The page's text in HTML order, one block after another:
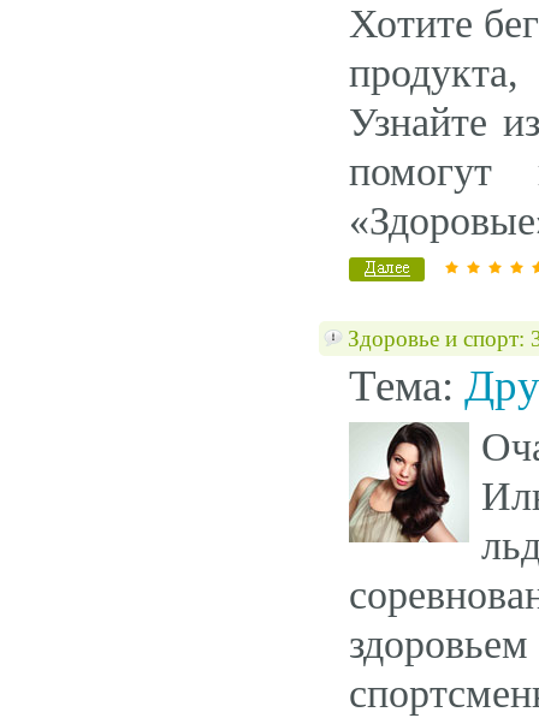
Хотите
Узнайте
помогут
Здоровье и спорт:
Тема: